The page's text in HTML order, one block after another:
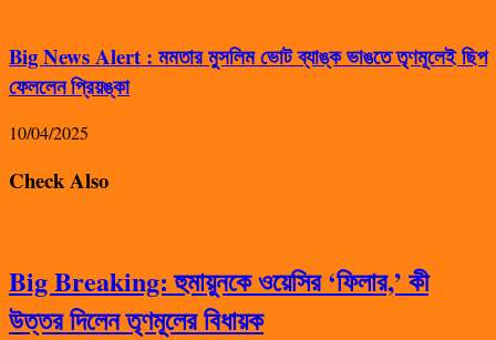
Big News Alert : মমতার মুসলিম ভোট ব্যাঙ্ক ভাঙতে তৃণমূলেই ছিপ
ফেললেন প্রিয়ঙ্কা
10/04/2025
Check Also
Big Breaking: হুমায়ুনকে ওয়েসির ‘ফিলার,’ কী
উত্তর দিলেন তৃণমূলের বিধায়ক